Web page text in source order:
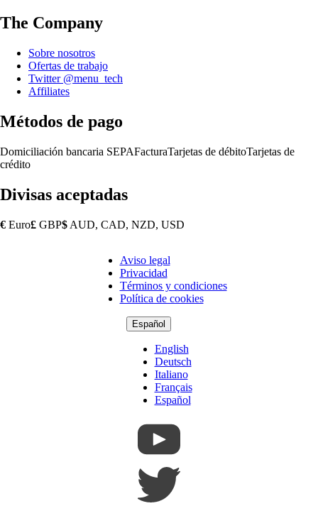
The Company
Sobre nosotros
Ofertas de trabajo
Twitter @menu_tech
Affiliates
Métodos de pago
Domiciliación bancaria SEPAFacturaTarjetas de débitoTarjetas de
crédito
Divisas aceptadas
€ Euro£ GBP$ AUD, CAD, NZD, USD
Copyright
Footer
Aviso legal
Privacidad
Términos y condiciones
Política de cookies
Español
English
Deutsch
Italiano
Français
Español